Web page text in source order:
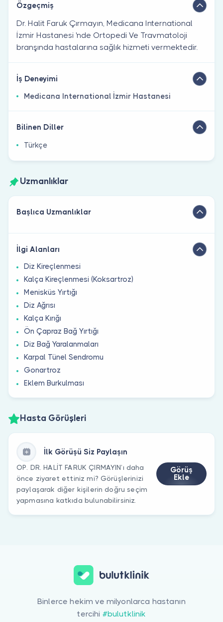
Özgeçmiş
Dr. Halit Faruk Çırmayın, Medicana International
İzmir Hastanesi 'nde Ortopedi Ve Travmatoloji
branşında hastalarına sağlık hizmeti vermektedir.
İş Deneyimi
Medicana International İzmir Hastanesi
Bilinen Diller
Türkçe
Uzmanlıklar
Başlıca Uzmanlıklar
İlgi Alanları
Diz Kireçlenmesi
Kalça Kireçlenmesi (Koksartroz)
Menisküs Yırtığı
Diz Ağrısı
Kalça Kırığı
Ön Çapraz Bağ Yırtığı
Diz Bağ Yaralanmaları
Karpal Tünel Sendromu
Gonartroz
Eklem Burkulması
Hasta Görüşleri
İlk Görüşü Siz Paylaşın
OP. DR. HALİT FARUK ÇIRMAYIN’ı daha
önce ziyaret ettiniz mi? Görüşlerinizi
paylaşarak diğer kişilerin doğru seçim
yapmasına katkıda bulunabilirsiniz.
Görüş
Ekle
Binlerce hekim ve milyonlarca hastanın
tercihi #bulutklinik